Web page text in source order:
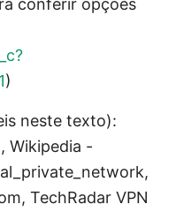
)
neste texto):
Wikipedia -
TechRadar VPN